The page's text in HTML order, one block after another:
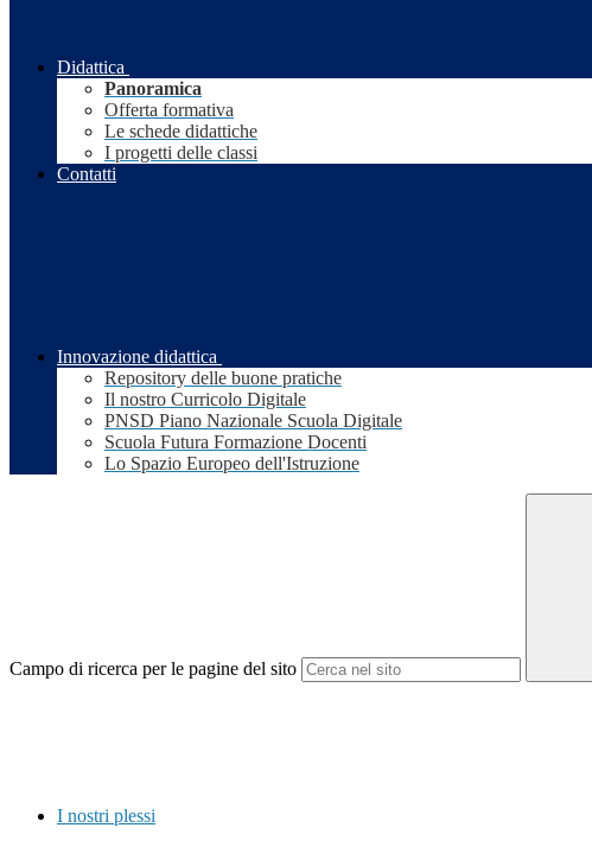
Didattica
Panoramica
Offerta formativa
Le schede didattiche
I progetti delle classi
Contatti
Innovazione didattica
Repository delle buone pratiche
Il nostro Curricolo Digitale
PNSD Piano Nazionale Scuola Digitale
Scuola Futura Formazione Docenti
Lo Spazio Europeo dell'Istruzione
Campo di ricerca per le pagine del sito
I nostri plessi